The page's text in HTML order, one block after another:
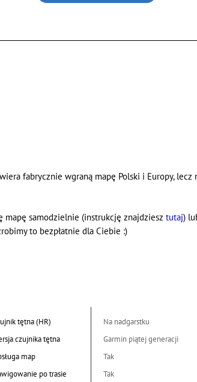
fabrycznie wgraną mapę Polski i Europy,
mapę samodzielnie (instrukcję znajdziesz tutaj)
to bezpłatnie dla Ciebie :)
tętna (HR)
Na nadgarstku
czujnika tętna
Garmin piątej generacji
map
Tak
po trasie
Tak